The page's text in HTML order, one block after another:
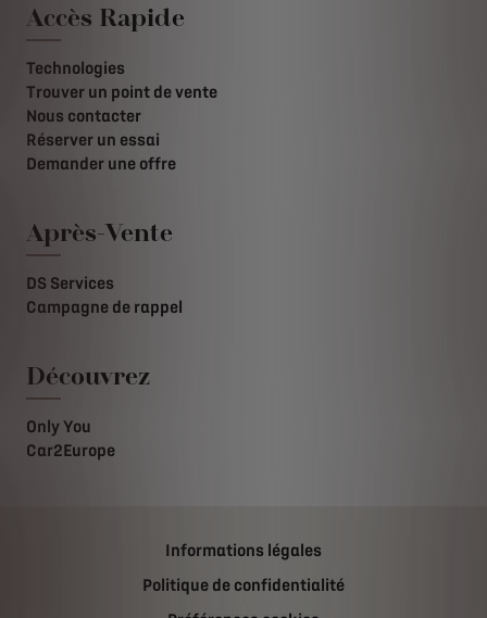
Accès Rapide
Technologies
Trouver un point de vente
Nous contacter
Réserver un essai
Demander une offre
Après-Vente
DS Services
Campagne de rappel
Découvrez
Only You
Car2Europe
Informations légales
Politique de confidentialité